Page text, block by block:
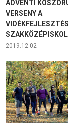
ADVENTI
VERSENY A
VIDÉKFEJLESZTÉSI
2019.12.02